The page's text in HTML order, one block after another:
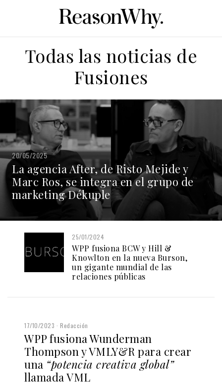
Todas las noticias de
Fusiones
20/05/2025
La agencia After, de Risto Mejide y
Marc Ros, se integra en el grupo de
marketing Dékuple
25/01/2024
WPP fusiona BCW y Hill &
Knowlton en la nueva Burson,
un gigante mundial de las
relaciones públicas
17/10/2023 Redacción
WPP fusiona Wunderman
Thompson y VMLY&R para crear
una “potencia creativa global”
llamada VML